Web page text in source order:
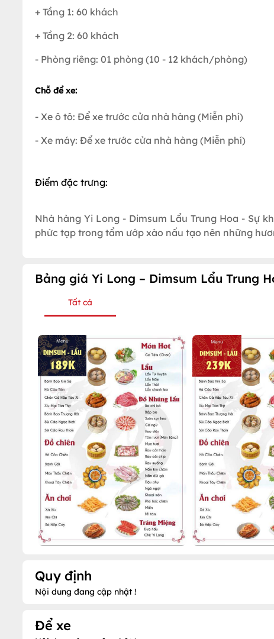
+ Tầng 1: 60 khách
+ Tầng 2: 60 khách
- Phòng riêng: 01 phòng (10 - 12 khách/phòng)
Chỗ để xe:
- Xe ô tô: Để xe trước cửa nhà hàng (Miễn phí)
- Xe máy: Để xe trước cửa nhà hàng (Miễn phí)
Điểm đặc trưng:
Nhà hàng Yi Long - Dimsum Lẩu Trung Hoa - Sự
phức tạp trong tẩm ướp xào nấu tạo nên những
Bảng giá Yi Long – Dimsum Lẩu Trung
Tất cả
Quy định
Nội dung đang cập nhật !
Để xe